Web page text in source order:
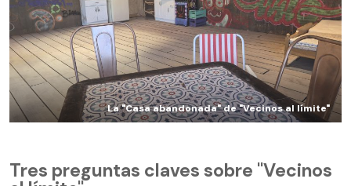
La "Casa abandonada" de "Vecinos al límite"
Tres preguntas claves sobre "Vecinos